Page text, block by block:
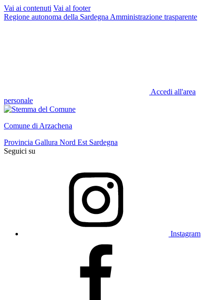
Vai ai contenuti Vai al footer
Regione autonoma della Sardegna Amministrazione trasparente
Accedi all'area
personale
Comune di Arzachena
Provincia Gallura Nord Est Sardegna
Seguici su
Instagram